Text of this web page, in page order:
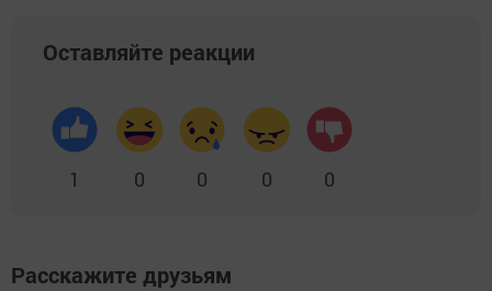
Оставляйте реакции
1 0 0 0 0
Расскажите друзьям